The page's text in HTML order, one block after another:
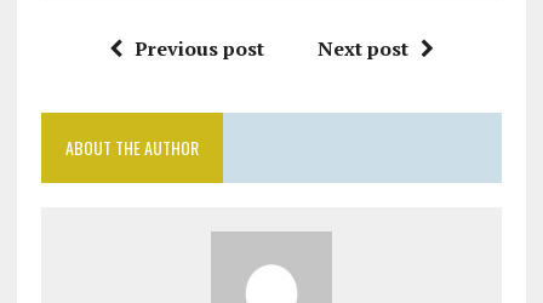
Previous post Next post
ABOUT THE AUTHOR